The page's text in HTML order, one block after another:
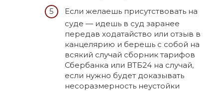
Если желаешь присутствовать на
суде — идешь в суд заранее
передав ходатайство или отзыв в
канцелярию и берешь с собой на
всякий случай сборник тарифов
Сбербанка или ВТБ24 на случай,
если нужно будет доказывать
несоразмерность неустойки